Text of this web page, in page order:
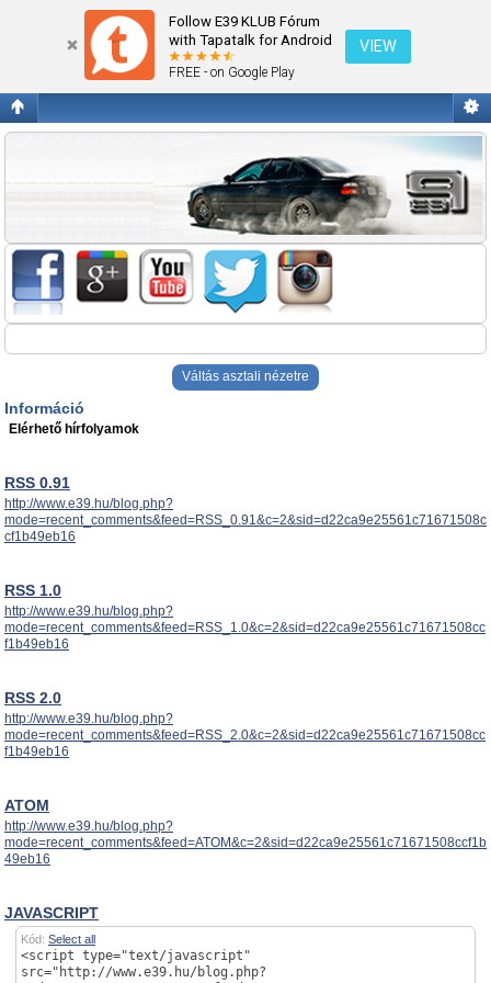
Follow E39 KLUB Fórum
with Tapatalk for Android
FREE - on Google Play
VIEW
BMW-s élmények
Váltás asztali nézetre
Információ
Elérhető hírfolyamok
RSS 0.91
http://www.e39.hu/blog.php?
mode=recent_comments&feed=RSS_0.91&c=2&sid=d22ca9e25561c71671508c
cf1b49eb16
RSS 1.0
http://www.e39.hu/blog.php?
mode=recent_comments&feed=RSS_1.0&c=2&sid=d22ca9e25561c71671508cc
f1b49eb16
RSS 2.0
http://www.e39.hu/blog.php?
mode=recent_comments&feed=RSS_2.0&c=2&sid=d22ca9e25561c71671508cc
f1b49eb16
ATOM
http://www.e39.hu/blog.php?
mode=recent_comments&feed=ATOM&c=2&sid=d22ca9e25561c71671508ccf1b
49eb16
JAVASCRIPT
Kód: Select all
<script type="text/javascript"
src="http://www.e39.hu/blog.php?